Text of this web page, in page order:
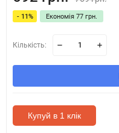
- 11% Економія 77 грн.
Кількість:
Купуй в 1 клік